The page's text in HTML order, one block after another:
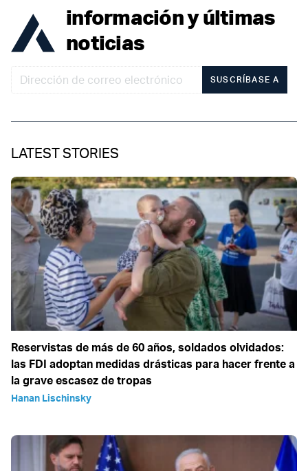
información y últimas
noticias
SUSCRÍBASE A
LATEST STORIES
Reservistas de más de 60 años, soldados olvidados:
las FDI adoptan medidas drásticas para hacer frente a
la grave escasez de tropas
Hanan Lischinsky